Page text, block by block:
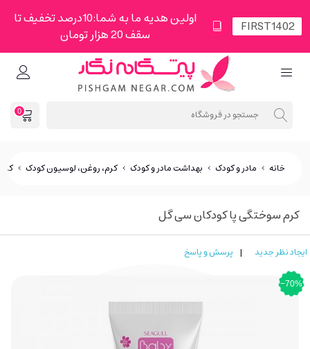
اولین هدیه ما به شما:10درصد تخفیف تا
سقف 20 هزار تومان
0
خانه > مادر و کودک > بهداشت مادر و کودک > کرم، روغن، لوسیون کودک >
کرم سوختگی پا کودکان سی گل
ایجاد نظر جدید | پرسش و پاسخ
‎−70%